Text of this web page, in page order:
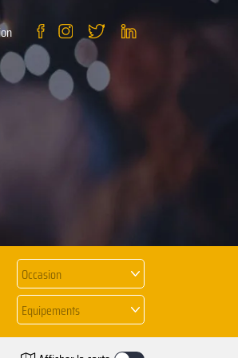
Occasion
Equipements